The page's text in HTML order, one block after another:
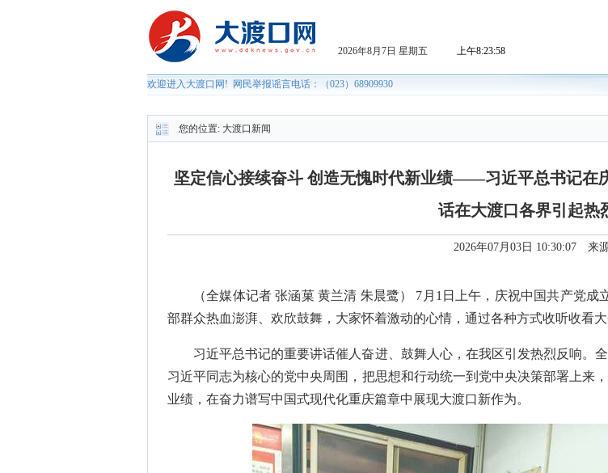
您的位置: 大渡口新闻
坚定信心接续奋斗 创造无愧时代新业绩——习近平总书记在
话在大渡口各界引起热
2026年07月03日 10:30:07 来
（全媒体记者 张涵菓 黄兰清 朱晨鹭） 7月1日上午，庆祝中国共产党
部群众热血澎湃、欢欣鼓舞，大家怀着激动的心情，通过各种方式收听收看大
习近平总书记的重要讲话催人奋进、鼓舞人心，在我区引发热烈反响。
习近平同志为核心的党中央周围，把思想和行动统一到党中央决策部署上来
业绩，在奋力谱写中国式现代化重庆篇章中展现大渡口新作为。